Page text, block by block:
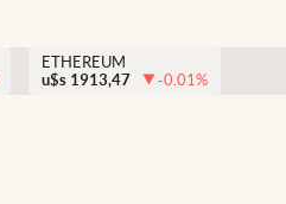
ETHEREUM
u$s 1913,47 -0.01%